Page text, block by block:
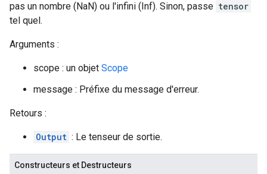
pas un nombre (NaN) ou l'infini (Inf). Sinon, passe tensor
tel quel.
Arguments :
scope : un objet Scope
message : Préfixe du message d'erreur.
Retours :
Output : Le tenseur de sortie.
Constructeurs et Destructeurs